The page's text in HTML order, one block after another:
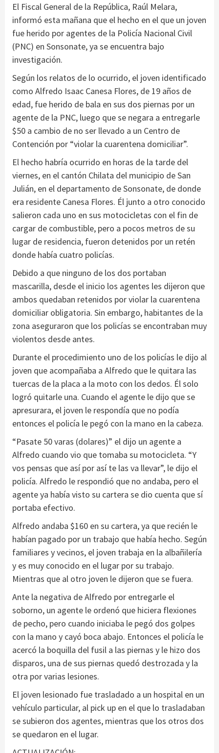
El Fiscal General de la República, Raúl Melara,
informó esta mañana que el hecho en el que un joven
fue herido por agentes de la Policía Nacional Civil
(PNC) en Sonsonate, ya se encuentra bajo
investigación.
Según los relatos de lo ocurrido, el joven identificado
como Alfredo Isaac Canesa Flores, de 19 años de
edad, fue herido de bala en sus dos piernas por un
agente de la PNC, luego que se negara a entregarle
$50 a cambio de no ser llevado a un Centro de
Contención por “violar la cuarentena domiciliar”.
El hecho habría ocurrido en horas de la tarde del
viernes, en el cantón Chilata del municipio de San
Julián, en el departamento de Sonsonate, de donde
era residente Canesa Flores. Él junto a otro conocido
salieron cada uno en sus motocicletas con el fin de
cargar de combustible, pero a pocos metros de su
lugar de residencia, fueron detenidos por un retén
donde había cuatro policías.
Debido a que ninguno de los dos portaban
mascarilla, desde el inicio los agentes les dijeron que
ambos quedaban retenidos por violar la cuarentena
domiciliar obligatoria. Sin embargo, habitantes de la
zona aseguraron que los policías se encontraban muy
violentos desde antes.
Durante el procedimiento uno de los policías le dijo al
joven que acompañaba a Alfredo que le quitara las
tuercas de la placa a la moto con los dedos. Él solo
logró quitarle una. Cuando el agente le dijo que se
apresurara, el joven le respondía que no podía
entonces el policía le pegó con la mano en la cabeza.
“Pasate 50 varas (dolares)” el dijo un agente a
Alfredo cuando vio que tomaba su motocicleta. “Y
vos pensas que así por así te las va llevar”, le dijo el
policía. Alfredo le respondió que no andaba, pero el
agente ya había visto su cartera se dio cuenta que sí
portaba efectivo.
Alfredo andaba $160 en su cartera, ya que recién le
habían pagado por un trabajo que había hecho. Según
familiares y vecinos, el joven trabaja en la albañilería
y es muy conocido en el lugar por su trabajo.
Mientras que al otro joven le dijeron que se fuera.
Ante la negativa de Alfredo por entregarle el
soborno, un agente le ordenó que hiciera flexiones
de pecho, pero cuando iniciaba le pegó dos golpes
con la mano y cayó boca abajo. Entonces el policía le
acercó la boquilla del fusil a las piernas y le hizo dos
disparos, una de sus piernas quedó destrozada y la
otra por varias lesiones.
El joven lesionado fue trasladado a un hospital en un
vehículo particular, al pick up en el que lo trasladaban
se subieron dos agentes, mientras que los otros dos
se quedaron en el lugar.